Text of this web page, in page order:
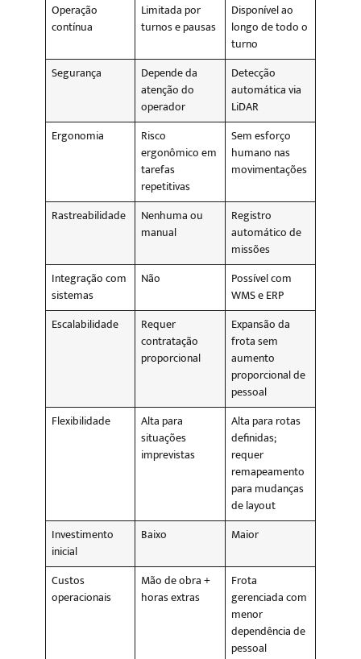
Operação
contínua
Limitada por
turnos e pausas
Disponível ao
longo de todo o
turno
Segurança
Depende da
atenção do
operador
Detecção
automática via
LiDAR
Ergonomia
Risco
ergonômico em
tarefas
repetitivas
Sem esforço
humano nas
movimentações
Rastreabilidade
Nenhuma ou
manual
Registro
automático de
missões
Integração com
sistemas
Não
Possível com
WMS e ERP
Escalabilidade
Requer
contratação
proporcional
Expansão da
frota sem
aumento
proporcional de
pessoal
Flexibilidade
Alta para
situações
imprevistas
Alta para rotas
definidas;
requer
remapeamento
para mudanças
de layout
Investimento
inicial
Baixo Maior
Custos
operacionais
Mão de obra +
horas extras
Frota
gerenciada com
menor
dependência de
pessoal